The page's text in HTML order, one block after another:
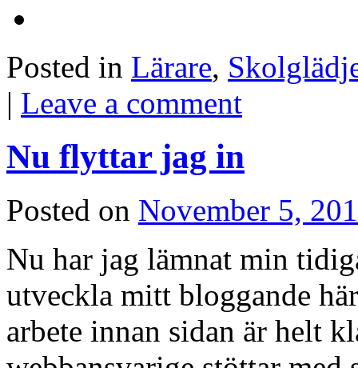
Posted in Lärare,
| Leave a comment
Nu flyttar jag in
Posted on November 5,
Nu har jag lämnat min
utveckla mitt bloggande
arbete innan sidan är helt